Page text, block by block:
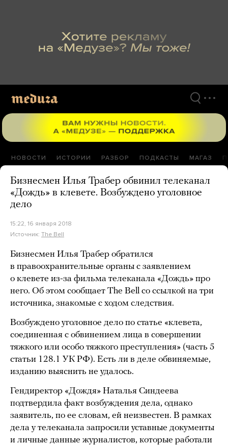
НОВОСТИ ИСТОРИИ РАЗБОР ПОДКАСТЫ МАГАЗ
Бизнесмен Илья Трабер обвинил телеканал
«Дождь» в клевете. Возбуждено уголовное
дело
15:22, 16 января 2018
Источник: The Bell
Бизнесмен Илья Трабер обратился
в правоохранительные органы с заявлением
о клевете из-за фильма телеканала «Дождь» про
него. Об этом сообщает The Bell со ссылкой на три
источника, знакомые с ходом следствия.
Возбуждено уголовное дело по статье «клевета,
соединенная с обвинением лица в совершении
тяжкого или особо тяжкого преступления» (часть 5
статьи 128.1 УК РФ). Есть ли в деле обвиняемые,
изданию выяснить не удалось.
Гендиректор «Дождя» Наталья Синдеева
подтвердила факт возбуждения дела, однако
заявитель, по ее словам, ей неизвестен. В рамках
дела у телеканала запросили уставные документы
и личные данные журналистов, которые работали